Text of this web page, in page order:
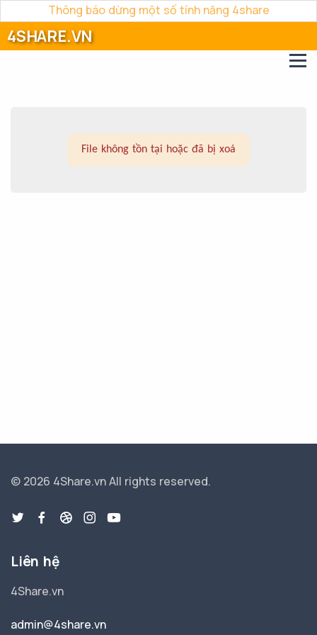
Thông báo dừng một số tính năng 4share
4SHARE.VN
File không tồn tại hoặc đã bị xoá
© 2026 4Share.vnAll rights reserved.
Liên hệ
4Share.vn
admin@4share.vn